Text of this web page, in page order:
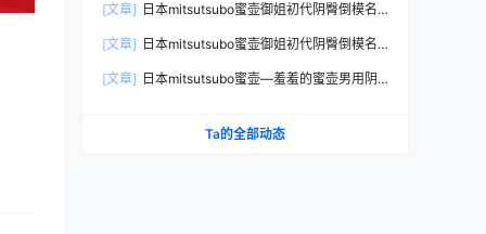
[文章] 日本mitsutsubo蜜壶御姐初代阴臀倒模名
[文章] 日本mitsutsubo蜜壶御姐初代阴臀倒模名
[文章] 日本mitsutsubo蜜壶—羞羞的蜜壶男用阴
Ta的全部动态